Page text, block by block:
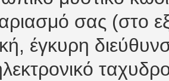
σας (στο
έγκυρη